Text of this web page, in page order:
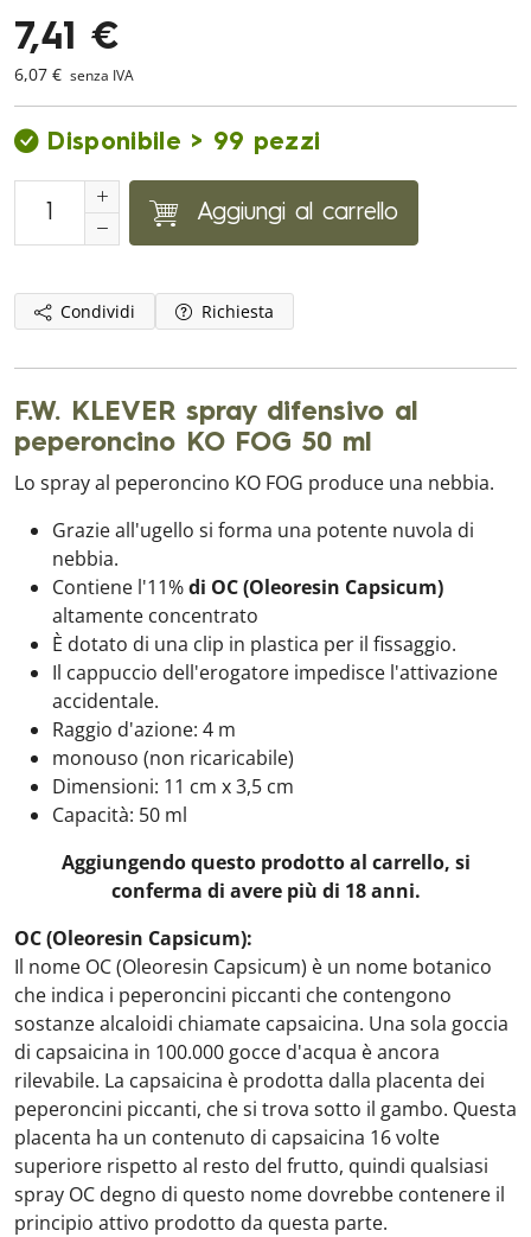
7,41 €
6,07 € senza IVA
Disponibile > 99 pezzi
Aggiungi al carrello
Condividi Richiesta
F.W. KLEVER spray difensivo al
peperoncino KO FOG 50 ml
Lo spray al peperoncino KO FOG produce una nebbia.
Grazie all'ugello si forma una potente nuvola di
nebbia.
Contiene l'11%di OC (Oleoresin Capsicum)
altamente concentrato
È dotato di una clip in plastica per il fissaggio.
Il cappuccio dell'erogatore impedisce l'attivazione
accidentale.
Raggio d'azione: 4 m
monouso (non ricaricabile)
Dimensioni: 11 cm x 3,5 cm
Capacità: 50 ml
Aggiungendo questo prodotto al carrello, si
conferma di avere più di 18 anni.
OC (Oleoresin Capsicum):
Il nome OC (Oleoresin Capsicum) è un nome botanico
che indica i peperoncini piccanti che contengono
sostanze alcaloidi chiamate capsaicina. Una sola goccia
di capsaicina in 100.000 gocce d'acqua è ancora
rilevabile. La capsaicina è prodotta dalla placenta dei
peperoncini piccanti, che si trova sotto il gambo. Questa
placenta ha un contenuto di capsaicina 16 volte
superiore rispetto al resto del frutto, quindi qualsiasi
spray OC degno di questo nome dovrebbe contenere il
principio attivo prodotto da questa parte.